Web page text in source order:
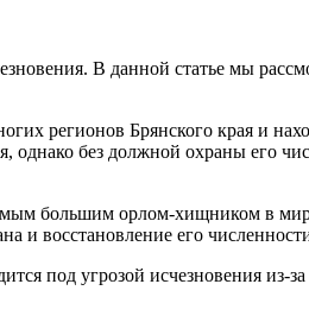
В данной статье мы
регионов Брянского края и
без должной охраны его
большим орлом-хищником в
и восстановление его
под угрозой исчезновения из-